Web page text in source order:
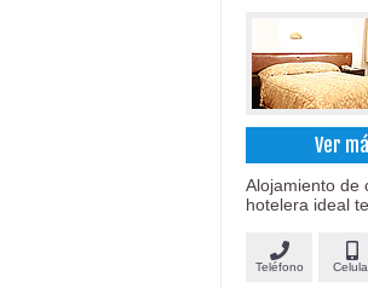
Ver
Alojamiento de
hotelera ideal
Teléfono